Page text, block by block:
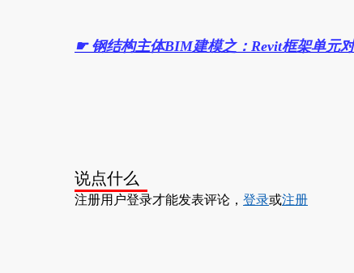
☛ 钢结构主体BIM建模之：Revit框架单元
说点什么
注册用户登录才能发表评论， 登录或注册